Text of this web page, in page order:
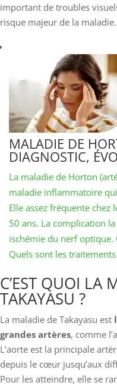
important de troubles
risque majeur de la maladie.
MALADIE DE
DIAGNOSTIC,
La maladie de Horton
maladie inflammatoire
Elle assez fréquente chez
50 ans. La complication
ischémie du nerf optique.
Quels sont les traitements
C’EST QUOI LA
TAKAYASU ?
La maladie de Takayasu est
grandes artères, comme
L’aorte est la principale
depuis le cœur jusqu’aux
Pour les atteindre, elle se